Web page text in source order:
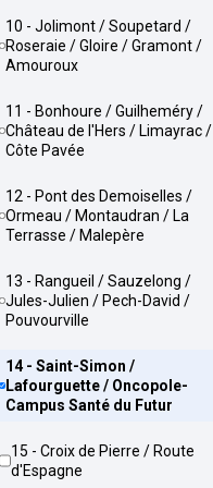
10 - Jolimont / Soupetard /
Roseraie / Gloire / Gramont /
Amouroux
11 - Bonhoure / Guilheméry /
Château de l'Hers / Limayrac /
Côte Pavée
12 - Pont des Demoiselles /
Ormeau / Montaudran / La
Terrasse / Malepère
13 - Rangueil / Sauzelong /
Jules-Julien / Pech-David /
Pouvourville
14 - Saint-Simon /
Lafourguette / Oncopole-
Campus Santé du Futur
15 - Croix de Pierre / Route
d'Espagne